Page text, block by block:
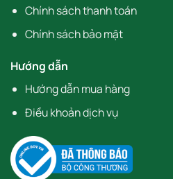
Chính sách thanh toán
Chính sách bảo mật
Hướng dẫn
Hướng dẫn mua hàng
Điều khoản dịch vụ